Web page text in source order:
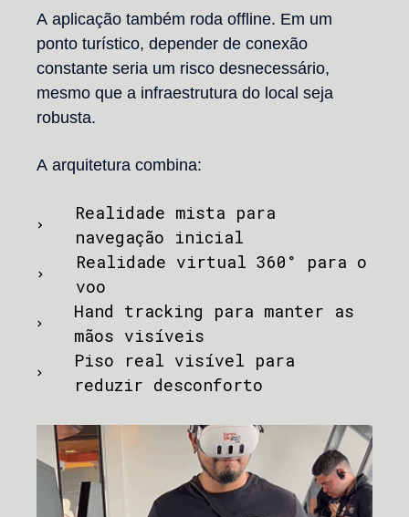
A aplicação também roda offline. Em um
ponto turístico, depender de conexão
constante seria um risco desnecessário,
mesmo que a infraestrutura do local seja
robusta.
A arquitetura combina:
Realidade mista para
navegação inicial
Realidade virtual 360° para o
voo
Hand tracking para manter as
mãos visíveis
Piso real visível para
reduzir desconforto